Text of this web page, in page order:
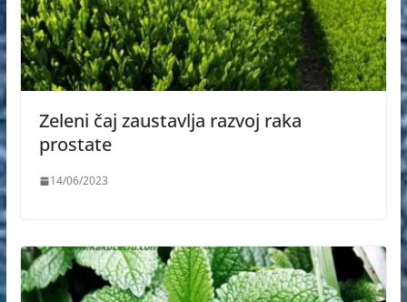
Zeleni čaj zaustavlja razvoj raka
prostate
14/06/2023